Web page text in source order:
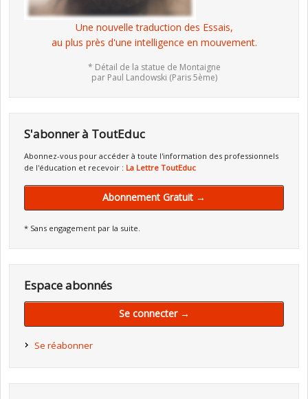
Une nouvelle traduction des Essais,
au plus près d'une intelligence en mouvement.
* Détail de la statue de Montaigne
par Paul Landowski (Paris 5ème)
S'abonner à ToutEduc
Abonnez-vous pour accéder à toute l'information des professionnels
de l'éducation et recevoir : La Lettre ToutEduc
Abonnement Gratuit →
* Sans engagement par la suite.
Espace abonnés
Se connecter →
Se réabonner